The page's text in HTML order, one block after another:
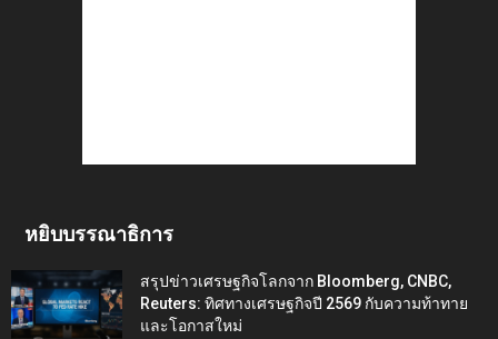
หยิบบรรณาธิการ
สรุปข่าวเศรษฐกิจโลกจาก Bloomberg, CNBC,
Reuters: ทิศทางเศรษฐกิจปี 2569 กับความท้าทาย
และโอกาสใหม่